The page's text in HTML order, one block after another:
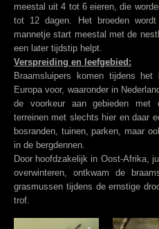
meestal uit 4 tot 6 eieren, die
tot 12 dagen. Het broeden
mannetje start meestal met de
een later tijdstip helpt.
Verspreiding en leefgebied:
Braamsluipers komen tijdens
Europa voor, waaronder in
de voorkeur aan gebieden met
terreinen met slechts hier en daar
bosranden, tuinen, parken, maar
in de bergdennen.
Door hoofdzakelijk in Oost-Afrika,
overwinteren, ontkwam de
grasmussen tijdens de ernstige
trof.